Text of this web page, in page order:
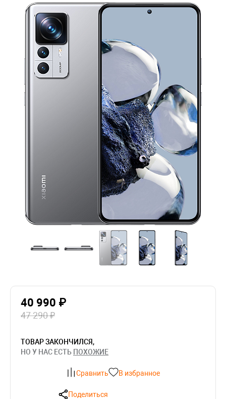
40 990 ₽
47 290 ₽
ТОВАР ЗАКОНЧИЛСЯ,
НО У НАС ЕСТЬ ПОХОЖИЕ
Сравнить В избранное
Поделиться